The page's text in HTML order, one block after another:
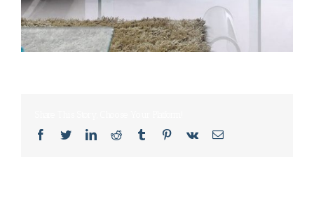
Facebook
TwitterLinkedInReddit Tumblr Pinterest
Vk Email